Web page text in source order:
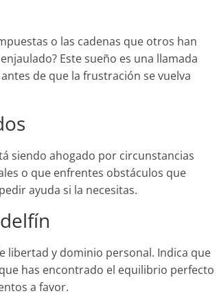
o las cadenas que otros han
Este sueño es una llamada
de que la frustración se vuelva
siendo ahogado por circunstancias
o que enfrentes obstáculos que
ayuda si la necesitas.
libertad y dominio personal. Indica que
has encontrado el equilibrio perfecto
a favor.